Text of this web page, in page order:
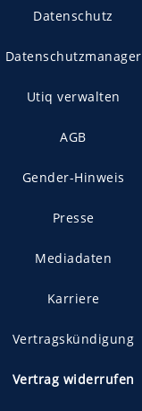
Datenschutz
Datenschutzmanager
Utiq verwalten
AGB
Gender-Hinweis
Presse
Mediadaten
Karriere
Vertragskündigung
Vertrag widerrufen